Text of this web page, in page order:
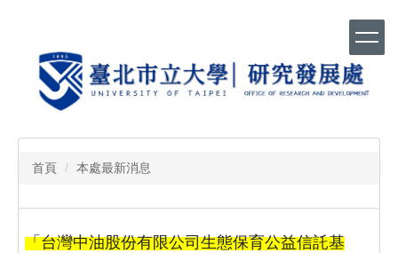
首頁 本處最新消息
「台灣中油股份有限公司生態保育公益信託基